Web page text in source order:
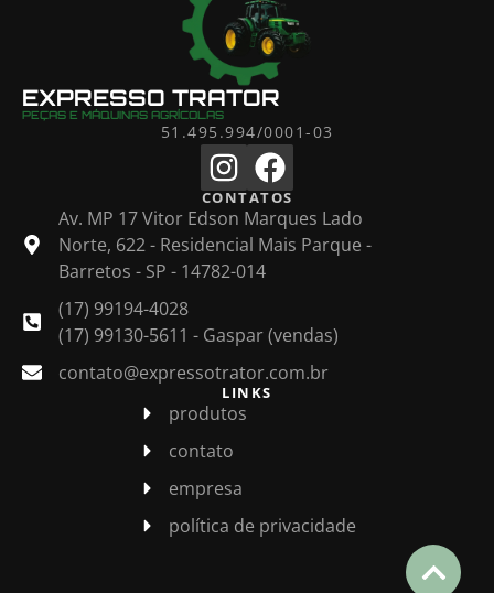
EXPRESSO TRATOR
PEÇAS E MÁQUINAS AGRÍCOLAS
51.495.994/0001-03
CONTATOS
Av. MP 17 Vitor Edson Marques Lado
Norte, 622 - Residencial Mais Parque -
Barretos - SP - 14782-014
(17) 99194-4028
(17) 99130-5611 - Gaspar (vendas)
contato@expressotrator.com.br
LINKS
produtos
contato
empresa
política de privacidade